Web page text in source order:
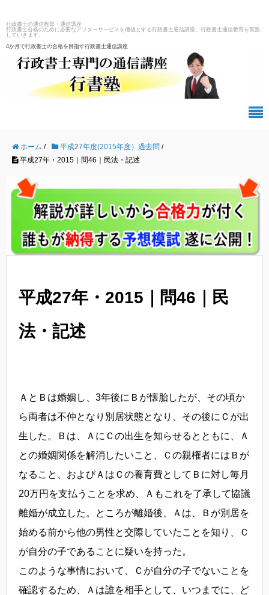
行政書士の通信教育・通信講座
行政書士合格のために必要なアフターサービスを価値とする行政書士通信講座、行政書士通信教育を実践
していきます。
4か月で行政書士の合格を目指す行政書士通信講座
ホーム / 平成27年度(2015年度）過去問 /
平成27年・2015｜問46｜民法・記述
平成27年・2015｜問46｜民
法・記述
ＡとＢは婚姻し、3年後にＢが懐胎したが、その頃か
ら両者は不仲となり別居状態となり、その後にＣが出
生した。Ｂは、ＡにＣの出生を知らせるとともに、Ａ
との婚姻関係を解消したいこと、Ｃの親権者にはＢが
なること、およびＡはＣの養育費としてＢに対し毎月
20万円を支払うことを求め、Ａもこれを了承して協議
離婚が成立した。ところが離婚後、Ａは、Ｂが別居を
始める前から他の男性と交際していたことを知り、Ｃ
が自分の子であることに疑いを持った。
このような事情において、Ｃが自分の子でないことを
確認するため、Ａは誰を相手として、いつまでに、ど